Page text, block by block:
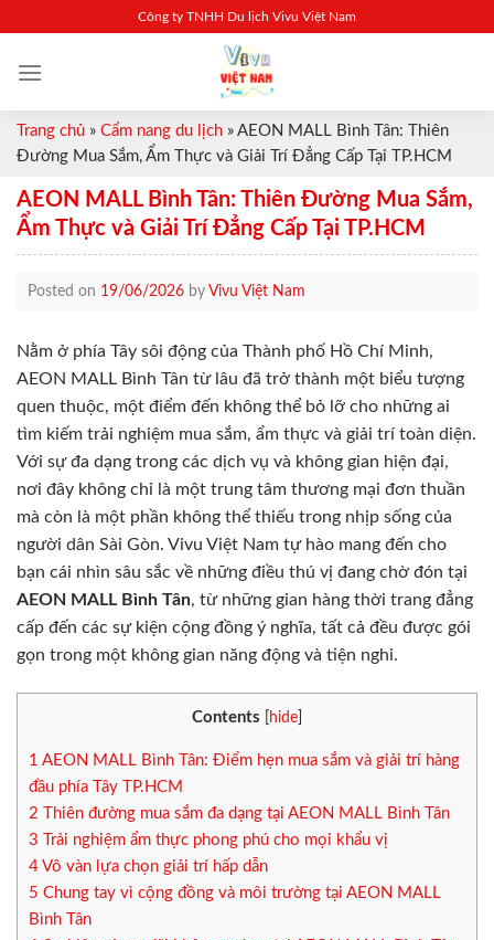
content
Công ty TNHH Du lịch Vivu Việt Nam
Trang chủ » Cẩm nang du lịch » AEON MALL Bình Tân: Thiên
Đường Mua Sắm, Ẩm Thực và Giải Trí Đẳng Cấp Tại TP.HCM
AEON MALL Bình Tân: Thiên Đường Mua Sắm,
Ẩm Thực và Giải Trí Đẳng Cấp Tại TP.HCM
Posted on 19/06/2026 by Vivu Việt Nam
Nằm ở phía Tây sôi động của Thành phố Hồ Chí Minh,
AEON MALL Bình Tân từ lâu đã trở thành một biểu tượng
quen thuộc, một điểm đến không thể bỏ lỡ cho những ai
tìm kiếm trải nghiệm mua sắm, ẩm thực và giải trí toàn diện.
Với sự đa dạng trong các dịch vụ và không gian hiện đại,
nơi đây không chỉ là một trung tâm thương mại đơn thuần
mà còn là một phần không thể thiếu trong nhịp sống của
người dân Sài Gòn. Vivu Việt Nam tự hào mang đến cho
bạn cái nhìn sâu sắc về những điều thú vị đang chờ đón tại
AEON MALL Bình Tân, từ những gian hàng thời trang đẳng
cấp đến các sự kiện cộng đồng ý nghĩa, tất cả đều được gói
gọn trong một không gian năng động và tiện nghi.
Contents hide
1 AEON MALL Bình Tân: Điểm hẹn mua sắm và giải trí hàng
đầu phía Tây TP.HCM
2 Thiên đường mua sắm đa dạng tại AEON MALL Bình Tân
3 Trải nghiệm ẩm thực phong phú cho mọi khẩu vị
4 Vô vàn lựa chọn giải trí hấp dẫn
5 Chung tay vì cộng đồng và môi trường tại AEON MALL
Bình Tân